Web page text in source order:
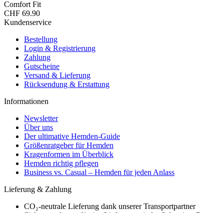
Comfort Fit
CHF 69.90
Kundenservice
Bestellung
Login & Registrierung
Zahlung
Gutscheine
Versand & Lieferung
Rücksendung & Erstattung
Informationen
Newsletter
Über uns
Der ultimative Hemden-Guide
Größenratgeber für Hemden
Kragenformen im Überblick
Hemden richtig pflegen
Business vs. Casual – Hemden für jeden Anlass
Lieferung & Zahlung
CO₂-neutrale Lieferung dank unserer Transportpartner